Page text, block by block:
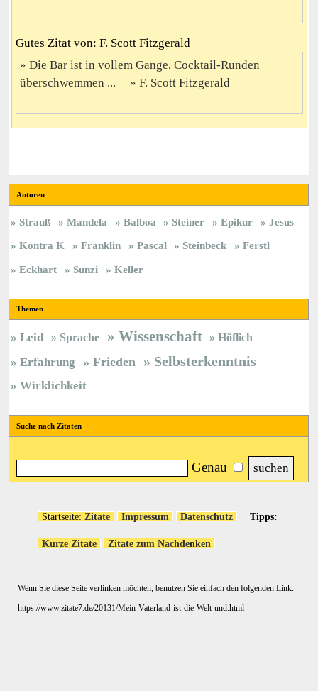
Gutes Zitat von: F. Scott Fitzgerald
Die Bar ist in vollem Gange, Cocktail-Runden
überschwemmen ...
F. Scott Fitzgerald
Autoren
Strauß Mandela Balboa Steiner Epikur
Jesus
Kontra K
Franklin Pascal Steinbeck
Ferstl
Eckhart
Sunzi Keller
Themen
Leid Sprache Wissenschaft
Höflich
Erfahrung
Frieden Selbsterkenntnis
Wirklichkeit
Suche nach Zitaten
Genau
Startseite: Zitate Impressum Datenschutz Tipps:
Kurze Zitate Zitate zum Nachdenken
Wenn Sie diese Seite verlinken möchten, benutzen Sie einfach den folgenden Link:
https://www.zitate7.de/20131/Mein-Vaterland-ist-die-Welt-und.html